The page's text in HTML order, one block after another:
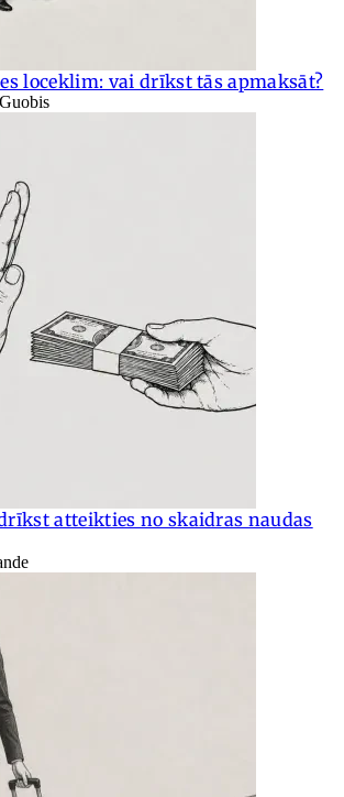
loceklim: vai drīkst tās apmaksāt?
atteikties no skaidras naudas